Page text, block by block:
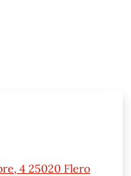
4 25020 Flero